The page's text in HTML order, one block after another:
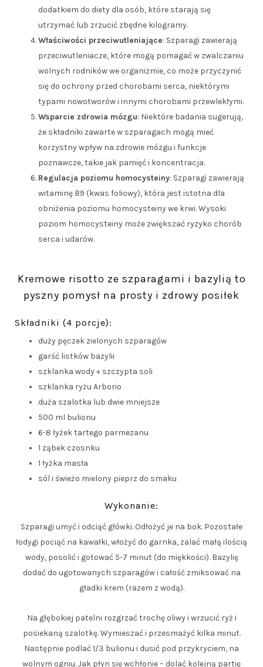
dodatkiem do diety dla osób, które starają się
utrzymać lub zrzucić zbędne kilogramy.
Właściwości przeciwutleniające: Szparagi zawierają
przeciwutleniacze, które mogą pomagać w zwalczaniu
wolnych rodników we organizmie, co może przyczynić
się do ochrony przed chorobami serca, niektórymi
typami nowotworów i innymi chorobami przewlekłymi.
Wsparcie zdrowia mózgu: Niektóre badania sugerują,
że składniki zawarte w szparagach mogą mieć
korzystny wpływ na zdrowie mózgu i funkcje
poznawcze, takie jak pamięć i koncentracja.
Regulacja poziomu homocysteiny: Szparagi zawierają
witaminę B9 (kwas foliowy), która jest istotna dla
obniżenia poziomu homocysteiny we krwi. Wysoki
poziom homocysteiny może zwiększać ryzyko chorób
serca i udarów.
Kremowe risotto ze szparagami i bazylią to
pyszny pomysł na prosty i zdrowy posiłek
Składniki (4 porcje):
duży pęczek zielonych szparagów
garść listków bazylii
szklanka wody + szczypta soli
szklanka ryżu Arborio
duża szalotka lub dwie mniejsze
500 ml bulionu
6-8 łyżek tartego parmezanu
1 ząbek czosnku
1 łyżka masła
sól i świeżo mielony pieprz do smaku
Wykonanie:
Szparagi umyć i odciąć główki. Odłożyć je na bok. Pozostałe
łodygi pociąć na kawałki, włożyć do garnka, zalać małą ilością
wody, posolić i gotować 5-7 minut (do miękkości). Bazylię
dodać do ugotowanych szparagów i całość zmiksować na
gładki krem (razem z wodą).
Na głębokiej patelni rozgrzać trochę oliwy i wrzucić ryż i
posiekaną szalotkę. Wymieszać i przesmażyć kilka minut.
Następnie podlać 1/3 bulionu i dusić pod przykryciem, na
wolnym ogniu. Jak płyn się wchłonie – dolać kolejną partię